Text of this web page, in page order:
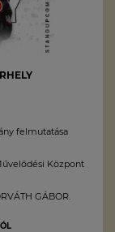
felmutatása
Központ
GÁBOR.